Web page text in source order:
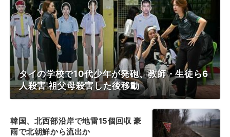
タイの学校で10代少年が発砲、教師・生徒ら6
人殺害 祖父母殺害した後移動
韓国、北西部沿岸で地雷15個回収 豪
雨で北朝鮮から流出か